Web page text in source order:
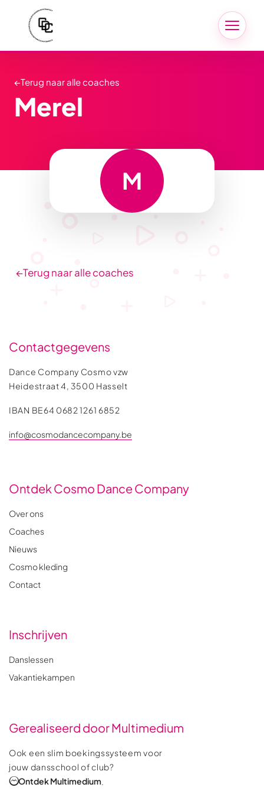
M
←Terug naar alle coaches
Merel
←Terug naar alle coaches
Contactgegevens
Dance Company Cosmo vzw
Heidestraat 4, 3500 Hasselt
IBAN BE64 0682 1261 6852
info@cosmodancecompany.be
Ontdek Cosmo Dance Company
Over ons
Coaches
Nieuws
Cosmo kleding
Contact
Inschrijven
Danslessen
Vakantiekampen
Gerealiseerd door Multimedium
Ook een slim boekingssysteem voor
jouw dansschool of club?
Ontdek Multimedium.